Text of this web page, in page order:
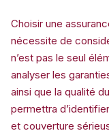
Choisir une
nécessite de
n’est pas le seul
analyser les
ainsi que la qualité
permettra
et couverture